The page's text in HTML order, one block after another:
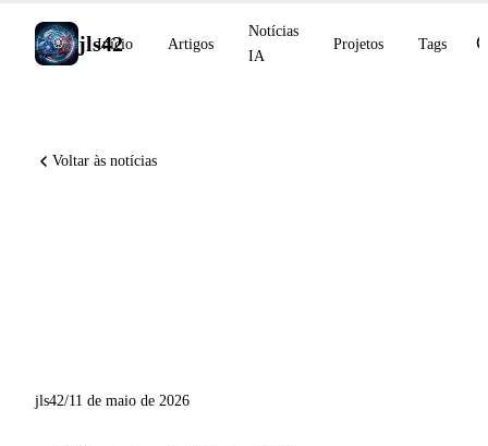
jls42
Início Artigos
Notícias
IA
Projetos Tags
Voltar às notícias
jls42/11 de maio de 2026